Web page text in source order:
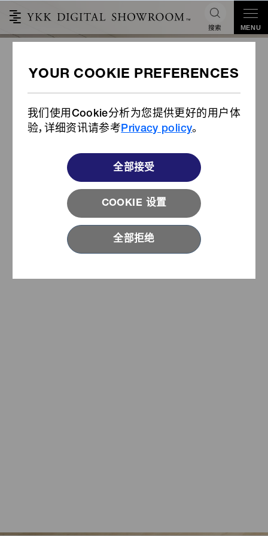
我们使用Cookie分析为您提供更好的用户体
验，详细资讯请参考Privacy policy。
COOKIE 设置
全部接受
全部拒绝
搜索 MENU
PRIFA® 简介